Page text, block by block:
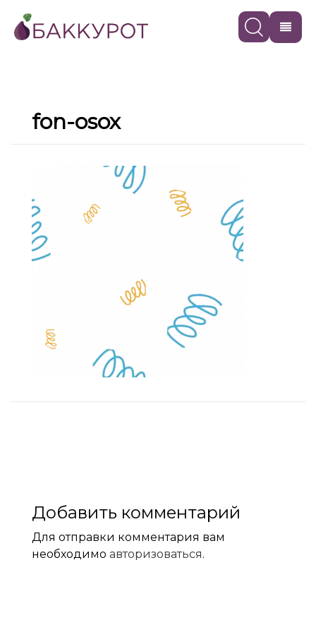
fon-osox
Добавить комментарий
Для отправки комментария вам
необходимо авторизоваться.